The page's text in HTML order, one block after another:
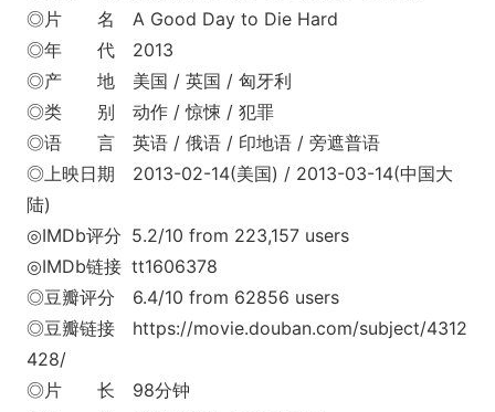
◎片 名 A Good Day to Die Hard
◎年 代 2013
◎产 地 美国 / 英国 / 匈牙利
◎类 别 动作 / 惊悚 / 犯罪
◎语 言 英语 / 俄语 / 印地语 / 旁遮普语
◎上映日期 2013-02-14(美国) / 2013-03-14(中国大
陆)
◎IMDb评分 5.2/10 from 223,157 users
◎IMDb链接 tt1606378
◎豆瓣评分 6.4/10 from 62856 users
◎豆瓣链接 https://movie.douban.com/subject/4312
428/
◎片 长 98分钟